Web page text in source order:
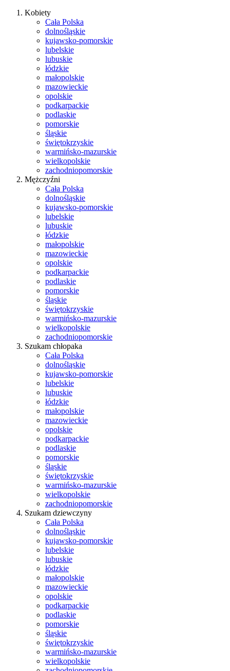
Kobiety
Cała Polska
dolnośląskie
kujawsko-pomorskie
lubelskie
lubuskie
łódzkie
małopolskie
mazowieckie
opolskie
podkarpackie
podlaskie
pomorskie
śląskie
świętokrzyskie
warmińsko-mazurskie
wielkopolskie
zachodniopomorskie
Mężczyźni
Cała Polska
dolnośląskie
kujawsko-pomorskie
lubelskie
lubuskie
łódzkie
małopolskie
mazowieckie
opolskie
podkarpackie
podlaskie
pomorskie
śląskie
świętokrzyskie
warmińsko-mazurskie
wielkopolskie
zachodniopomorskie
Szukam chłopaka
Cała Polska
dolnośląskie
kujawsko-pomorskie
lubelskie
lubuskie
łódzkie
małopolskie
mazowieckie
opolskie
podkarpackie
podlaskie
pomorskie
śląskie
świętokrzyskie
warmińsko-mazurskie
wielkopolskie
zachodniopomorskie
Szukam dziewczyny
Cała Polska
dolnośląskie
kujawsko-pomorskie
lubelskie
lubuskie
łódzkie
małopolskie
mazowieckie
opolskie
podkarpackie
podlaskie
pomorskie
śląskie
świętokrzyskie
warmińsko-mazurskie
wielkopolskie